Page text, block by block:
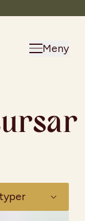
Meny